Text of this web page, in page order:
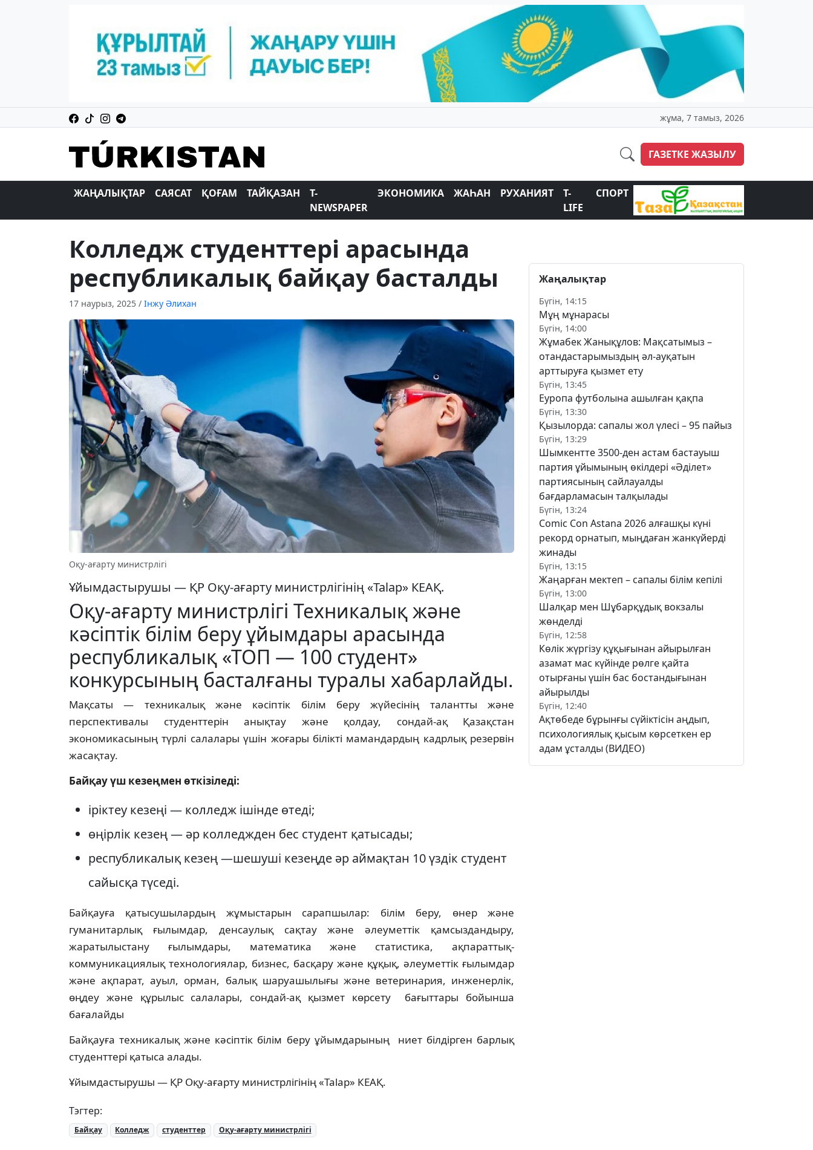
жұма, 7 тамыз, 2026
ГАЗЕТКЕ ЖАЗЫЛУ
ЖАҢАЛЫҚТАР САЯСАТ ҚОҒАМ ТАЙҚАЗАН
T-
NEWSPAPER
ЭКОНОМИКА ЖАҺАН РУХАНИЯТ
T-
LIFE
СПОРТ
Колледж студенттері арасында
республикалық байқау басталды
17 наурыз, 2025 / Інжу Әлихан
Оқу-ағарту министрлігі
Ұйымдастырушы — ҚР Оқу-ағарту министрлігінің «Talap» КЕАҚ.
Оқу-ағарту министрлігі Техникалық және
кәсіптік білім беру ұйымдары арасында
республикалық «ТОП — 100 студент»
конкурсының басталғаны туралы хабарлайды.
Мақсаты — техникалық және кәсіптік білім беру жүйесінің талантты және
перспективалы студенттерін анықтау және қолдау, сондай-ақ Қазақстан
экономикасының түрлі салалары үшін жоғары білікті мамандардың кадрлық резервін
жасақтау.
Байқау үш кезеңмен өткізіледі:
іріктеу кезеңі — колледж ішінде өтеді;
өңірлік кезең — әр колледжден бес студент қатысады;
республикалық кезең —шешуші кезеңде әр аймақтан 10 үздік студент
сайысқа түседі.
Байқауға қатысушылардың жұмыстарын сарапшылар: білім беру, өнер және
гуманитарлық ғылымдар, денсаулық сақтау және әлеуметтік қамсыздандыру,
жаратылыстану ғылымдары, математика және статистика, ақпараттық-
коммуникациялық технологиялар, бизнес, басқару және құқық, әлеуметтік ғылымдар
және ақпарат, ауыл, орман, балық шаруашылығы және ветеринария, инженерлік,
өңдеу және құрылыс салалары, сондай-ақ қызмет көрсету бағыттары бойынша
бағалайды
Байқауға техникалық және кәсіптік білім беру ұйымдарының ниет білдірген барлық
студенттері қатыса алады.
Ұйымдастырушы — ҚР Оқу-ағарту министрлігінің «Talap» КЕАҚ.
Тэгтер:
Байқау Колледж студенттер Оқу-ағарту министрлігі
Жаңалықтар
Бүгін, 14:15
Мұң мұнарасы
Бүгін, 14:00
Жұмабек Жанықұлов: Мақсатымыз –
отандастарымыздың әл-ауқатын
арттыруға қызмет ету
Бүгін, 13:45
Еуропа футболына ашылған қақпа
Бүгін, 13:30
Қызылорда: сапалы жол үлесі – 95 пайыз
Бүгін, 13:29
Шымкентте 3500-ден астам бастауыш
партия ұйымының өкілдері «Әділет»
партиясының сайлауалды
бағдарламасын талқылады
Бүгін, 13:24
Comic Con Astana 2026 алғашқы күні
рекорд орнатып, мыңдаған жанкүйерді
жинады
Бүгін, 13:15
Жаңарған мектеп – сапалы білім кепілі
Бүгін, 13:00
Шалқар мен Шұбарқұдық вокзалы
жөнделді
Бүгін, 12:58
Көлік жүргізу құқығынан айырылған
азамат мас күйінде рөлге қайта
отырғаны үшін бас бостандығынан
айырылды
Бүгін, 12:40
Ақтөбеде бұрынғы сүйіктісін аңдып,
психологиялық қысым көрсеткен ер
адам ұсталды (ВИДЕО)